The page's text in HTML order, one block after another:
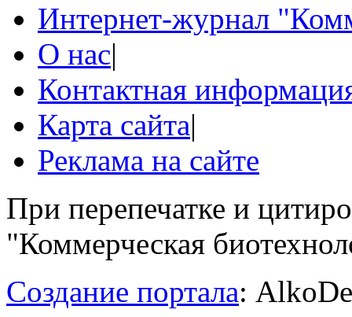
Интернет-журнал
О нас|
Контактная
Карта сайта|
Реклама на сайте
При перепечатке и
"Коммерческая
Создание портала: